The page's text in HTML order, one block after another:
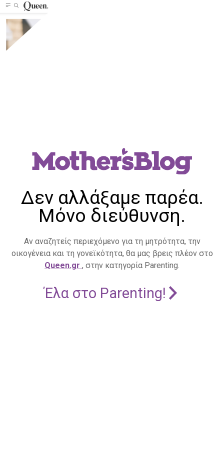
Δεν αλλάξαμε παρέα.
Μόνο διεύθυνση.
Αν αναζητείς περιεχόμενο για τη μητρότητα, την
οικογένεια και τη γονεϊκότητα, θα μας βρεις πλέον στο
Queen.gr , στην κατηγορία Parenting.
Έλα στο Parenting!